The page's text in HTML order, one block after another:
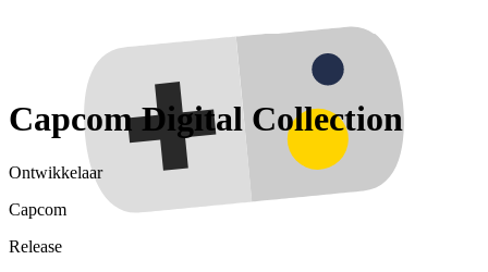
Capcom Digital Collection
Ontwikkelaar
Capcom
Release